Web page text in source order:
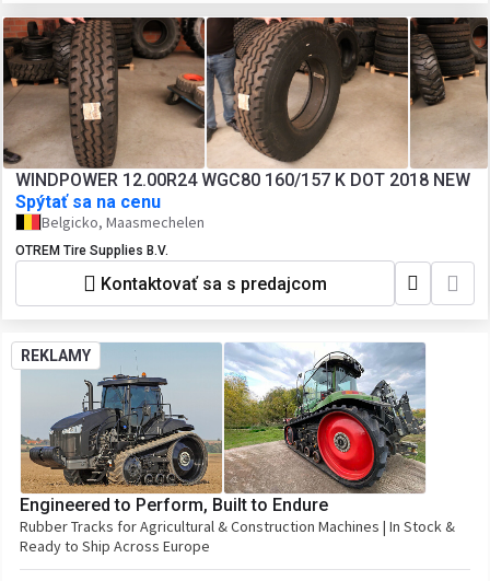
WINDPOWER 12.00R24 WGC80 160/157 K DOT 2018 NEW
Spýtať sa na cenu
Belgicko, Maasmechelen
OTREM Tire Supplies B.V.
Kontaktovať sa s predajcom
REKLAMY
Engineered to Perform, Built to Endure
Rubber Tracks for Agricultural & Construction Machines | In Stock &
Ready to Ship Across Europe